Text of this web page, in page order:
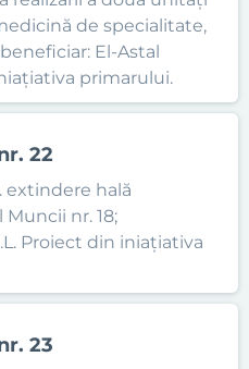
de specialitate,
El-Astal
primarului.
22
extindere hală
nr. 18;
Proiect din iniațiativa
23